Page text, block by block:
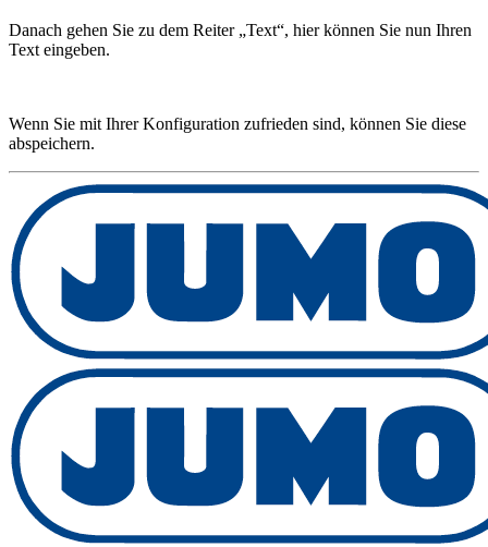
Danach gehen Sie zu dem Reiter „Text“, hier können Sie nun Ihren
Text eingeben.
Wenn Sie mit Ihrer Konfiguration zufrieden sind, können Sie diese
abspeichern.